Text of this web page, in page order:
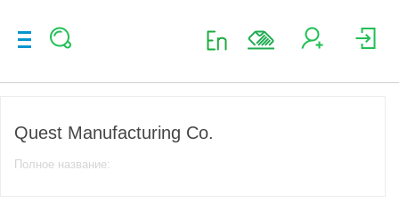
Quest Manufacturing Co.
Полное название: